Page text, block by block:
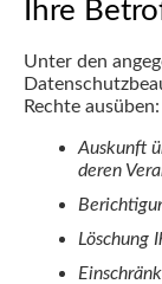
Ihre
Unter den
Rechte ausüben:
Auskunft
deren
Löschung